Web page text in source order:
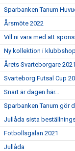
Sparbanken Tanum
Årsmöte 2022
Vill ni vara med att
Ny kollektion i
Årets Svarteborgare 2021
Svarteborg Futsal Cup
Snart är dagen här…
Sparbanken Tanum gör
Jullåda sista
Fotbollsgalan 2021
Jullåda